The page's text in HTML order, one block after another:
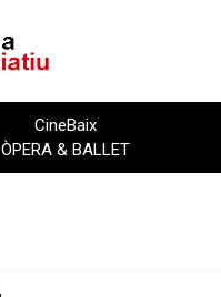
CineBaix
ÒPERA & BALLET